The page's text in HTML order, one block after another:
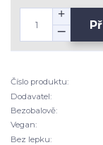
Číslo produktu:
Dodavatel:
Bezobalově:
Vegan:
Bez lepku: